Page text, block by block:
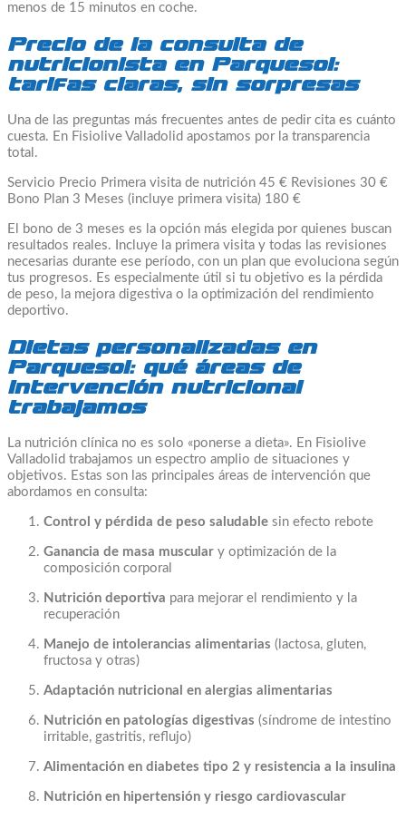
menos de 15 minutos en coche.
Precio de la consulta de
nutricionista en Parquesol:
tarifas claras, sin sorpresas
Una de las preguntas más frecuentes antes de pedir cita es cuánto
cuesta. En Fisiolive Valladolid apostamos por la transparencia
total.
Servicio Precio Primera visita de nutrición 45 € Revisiones 30 €
Bono Plan 3 Meses (incluye primera visita) 180 €
El bono de 3 meses es la opción más elegida por quienes buscan
resultados reales. Incluye la primera visita y todas las revisiones
necesarias durante ese período, con un plan que evoluciona según
tus progresos. Es especialmente útil si tu objetivo es la pérdida
de peso, la mejora digestiva o la optimización del rendimiento
deportivo.
Dietas personalizadas en
Parquesol: qué áreas de
intervención nutricional
trabajamos
La nutrición clínica no es solo «ponerse a dieta». En Fisiolive
Valladolid trabajamos un espectro amplio de situaciones y
objetivos. Estas son las principales áreas de intervención que
abordamos en consulta:
Control y pérdida de peso saludable sin efecto rebote
Ganancia de masa muscular y optimización de la
composición corporal
Nutrición deportiva para mejorar el rendimiento y la
recuperación
Manejo de intolerancias alimentarias (lactosa, gluten,
fructosa y otras)
Adaptación nutricional en alergias alimentarias
Nutrición en patologías digestivas (síndrome de intestino
irritable, gastritis, reflujo)
Alimentación en diabetes tipo 2 y resistencia a la insulina
Nutrición en hipertensión y riesgo cardiovascular